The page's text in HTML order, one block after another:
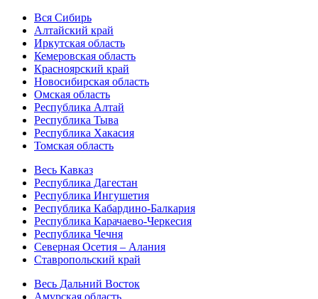
Вся Сибирь
Алтайский край
Иркутская область
Кемеровская область
Красноярский край
Новосибирская область
Омская область
Республика Алтай
Республика Тыва
Республика Хакасия
Томская область
Весь Кавказ
Республика Дагестан
Республика Ингушетия
Республика Кабардино-Балкария
Республика Карачаево-Черкесия
Республика Чечня
Северная Осетия – Алания
Ставропольский край
Весь Дальний Восток
Амурская область